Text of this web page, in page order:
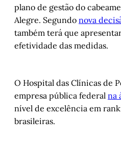
plano de gestão do
Alegre. Segundo nova
também terá que
efetividade das medidas.
O Hospital das Clínicas de
empresa pública federal na
nível de excelência em
brasileiras.